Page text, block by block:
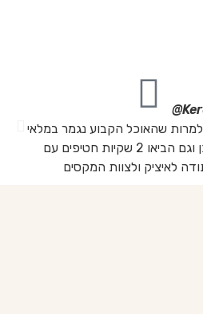
למרות שהאוכל הקבוע נגמר במלאי
הציעו אוכל חלופי ודאגו לעדכן וגם הביאו 2 שקיות חטיפים עם
לאיציק ולצוות המקסים